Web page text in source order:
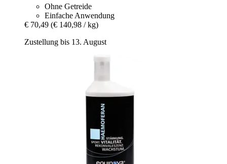
Ohne Getreide
Einfache Anwendung
€ 70,49 (€ 140,98 / kg)
Zustellung bis 13. August